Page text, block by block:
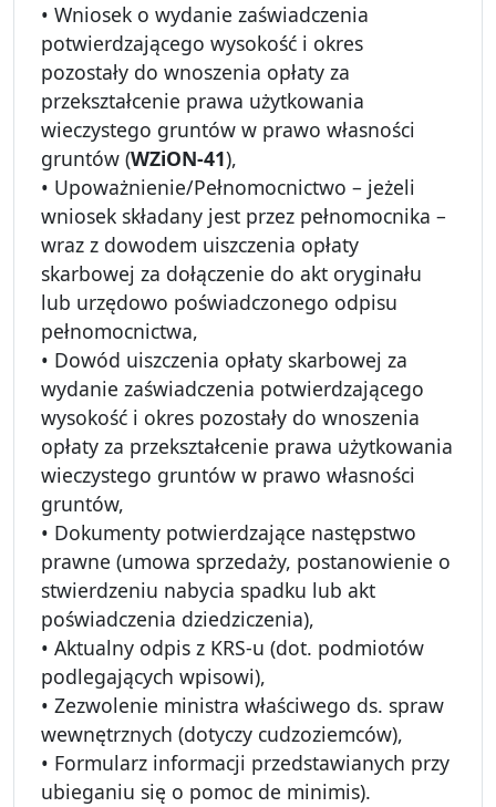
• Wniosek o wydanie zaświadczenia
potwierdzającego wysokość i okres
pozostały do wnoszenia opłaty za
przekształcenie prawa użytkowania
wieczystego gruntów w prawo własności
gruntów (WZiON-41),
• Upoważnienie/Pełnomocnictwo – jeżeli
wniosek składany jest przez pełnomocnika –
wraz z dowodem uiszczenia opłaty
skarbowej za dołączenie do akt oryginału
lub urzędowo poświadczonego odpisu
pełnomocnictwa,
• Dowód uiszczenia opłaty skarbowej za
wydanie zaświadczenia potwierdzającego
wysokość i okres pozostały do wnoszenia
opłaty za przekształcenie prawa użytkowania
wieczystego gruntów w prawo własności
gruntów,
• Dokumenty potwierdzające następstwo
prawne (umowa sprzedaży, postanowienie o
stwierdzeniu nabycia spadku lub akt
poświadczenia dziedziczenia),
• Aktualny odpis z KRS-u (dot. podmiotów
podlegających wpisowi),
• Zezwolenie ministra właściwego ds. spraw
wewnętrznych (dotyczy cudzoziemców),
• Formularz informacji przedstawianych przy
ubieganiu się o pomoc de minimis).